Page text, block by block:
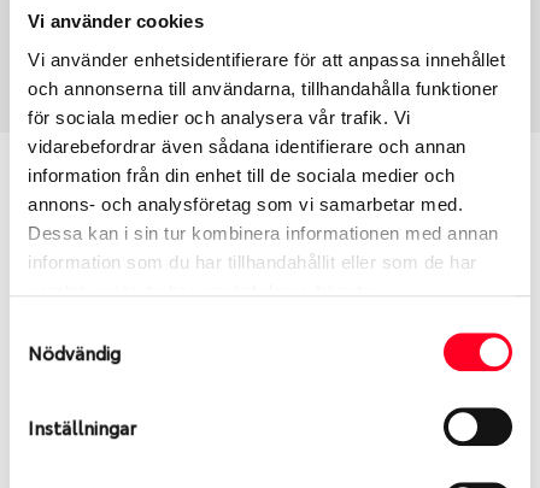
Vi använder cookies
Vi använder enhetsidentifierare för att anpassa innehållet
och annonserna till användarna, tillhandahålla funktioner
för sociala medier och analysera vår trafik. Vi
vidarebefordrar även sådana identifierare och annan
information från din enhet till de sociala medier och
annons- och analysföretag som vi samarbetar med.
Dessa kan i sin tur kombinera informationen med annan
information som du har tillhandahållit eller som de har
Nödvändig
Inställningar
38
108 7932
Passar denna fälg min bil?
Ange registreringsnummer för att se om den fälg
du valt passar din bilmodell. Se till att kolla en extra
Ibland kan fälgen ha bytts ut under årens lopp och
inte vara samma dimension som bilen hade ut från
Sök